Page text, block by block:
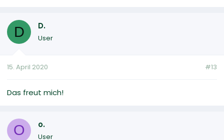
D D.
User
15. April 2020 #13
Das freut mich!
O o.
User